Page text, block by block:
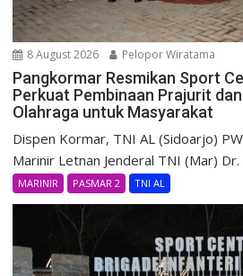
8 August 2026 Pelopor Wiratama
Pangkormar Resmikan Sport
Perkuat Pembinaan Prajurit
Olahraga untuk Masyarakat
Dispen Kormar, TNI AL (Sidoarjo)
Marinir Letnan Jenderal TNI (Mar) Dr.
MARINIR PASMAR 2 TNI AL